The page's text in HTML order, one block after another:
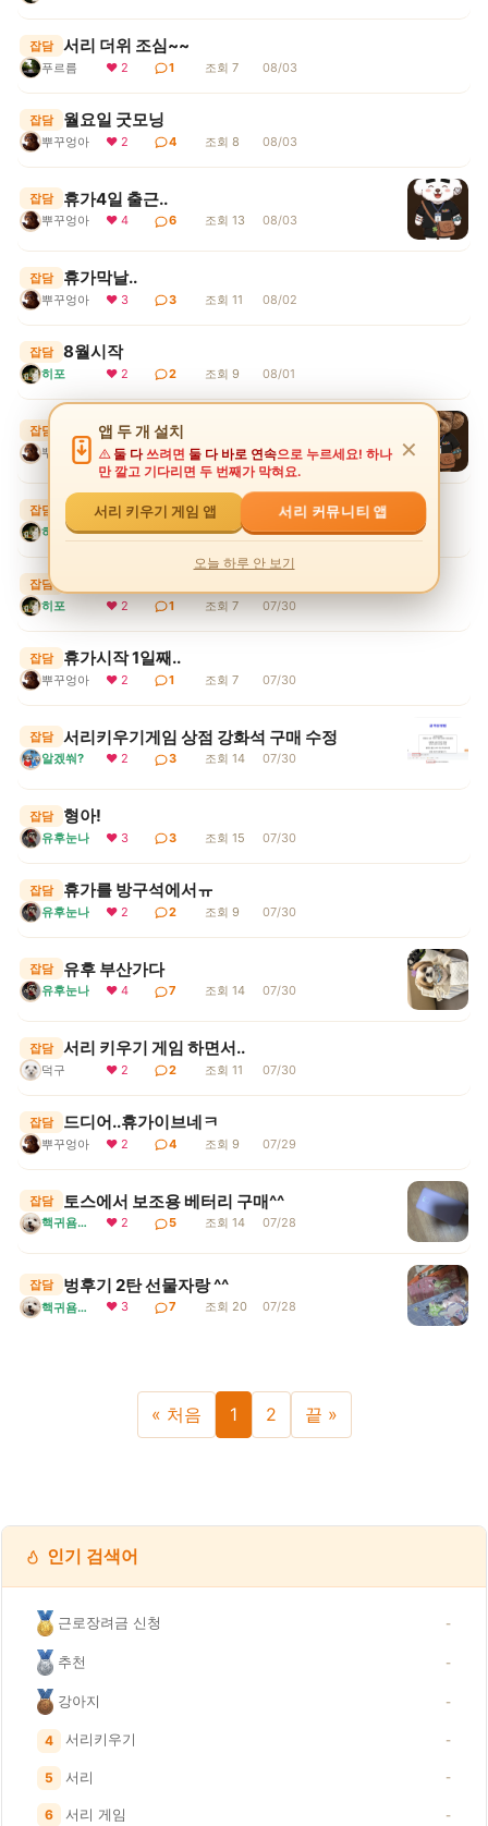
잡담 서리 더위 조심~~
푸르름 ❤ 2 1 조회 7 08/03
잡담 월요일 굿모닝
뿌꾸엉아 ❤ 2 4 조회 8 08/03
잡담 휴가4일 출근..
뿌꾸엉아 ❤ 4 6 조회 13 08/03
잡담 휴가막날..
뿌꾸엉아 ❤ 3 3 조회 11 08/02
잡담 8월시작
히포 ❤ 2 2 조회 9 08/01
잡담 휴가 이틀째
뿌꾸엉아 ❤ 2 5 조회 11 07/31
잡담 서리게임
히포 ❤ 3 1 조회 5 07/30
잡담
히포 ❤ 2 1 조회 7 07/30
잡담 휴가시작 1일째..
뿌꾸엉아 ❤ 2 1 조회 7 07/30
잡담 서리키우기게임 상점 강화석 구매 수정
알겠쒀? ❤ 2 3 조회 14 07/30
잡담 형아!
유후눈나 ❤ 3 3 조회 15 07/30
잡담 휴가를 방구석에서ㅠ
유후눈나 ❤ 2 2 조회 9 07/30
잡담 유후 부산가다
유후눈나 ❤ 4 7 조회 14 07/30
잡담 서리 키우기 게임 하면서..
덕구 ❤ 2 2 조회 11 07/30
잡담 드디어..휴가이브네ㅋ
뿌꾸엉아 ❤ 2 4 조회 9 07/29
잡담 토스에서 보조용 베터리 구매^^
핵귀욤서리 ❤ 2 5 조회 14 07/28
잡담 벙후기 2탄 선물자랑 ^^
핵귀욤서리 ❤ 3 7 조회 20 07/28
« 처음 1 2 끝 »
인기 검색어
근로장려금 신청 -
추천 -
강아지 -
4 서리키우기 -
5 서리 -
6 서리 게임 -
앱 두 개 설치
둘 다쓰려면 둘 다 바로 연속으로 누르세요! 하나
만 깔고 기다리면 두 번째가 막혀요.
✕
서리 키우기 게임 앱 서리 커뮤니티 앱
오늘 하루 안 보기